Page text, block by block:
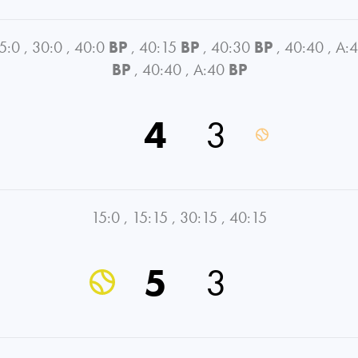
, 30:0 , 40:0 BP , 40:15 BP , 40:30 BP , 40:40 ,
BP , 40:40 , A:40 BP
4 3
15:0 , 15:15 , 30:15 , 40:15
5 3